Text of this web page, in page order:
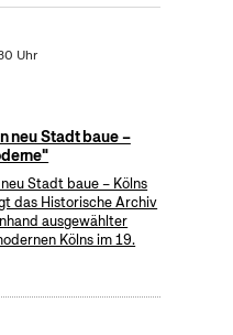
Uhr
neu Stadt baue –
Stadt baue – Kölns
das Historische Archiv
ausgewählter
Kölns im 19.